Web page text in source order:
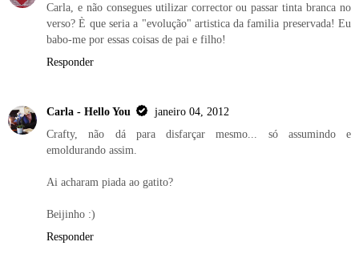
Carla, e não consegues utilizar corrector ou passar tinta branca no
verso? È que seria a "evolução" artistica da familia preservada! Eu
babo-me por essas coisas de pai e filho!
Responder
Carla - Hello You
janeiro 04, 2012
Crafty, não dá para disfarçar mesmo... só assumindo e
emoldurando assim.
Ai acharam piada ao gatito?
Beijinho :)
Responder